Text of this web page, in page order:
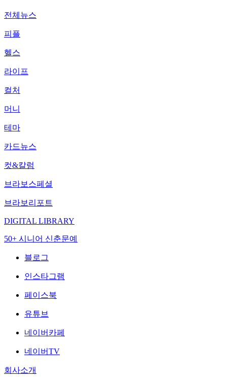
전체뉴스
피플
헬스
라이프
컬처
머니
테마
카드뉴스
컷&칼럼
브라보스페셜
브라보리포트
DIGITAL LIBRARY
50+ 시니어 신춘문예
블로그
인스타그램
페이스북
유튜브
네이버카페
네이버TV
회사소개